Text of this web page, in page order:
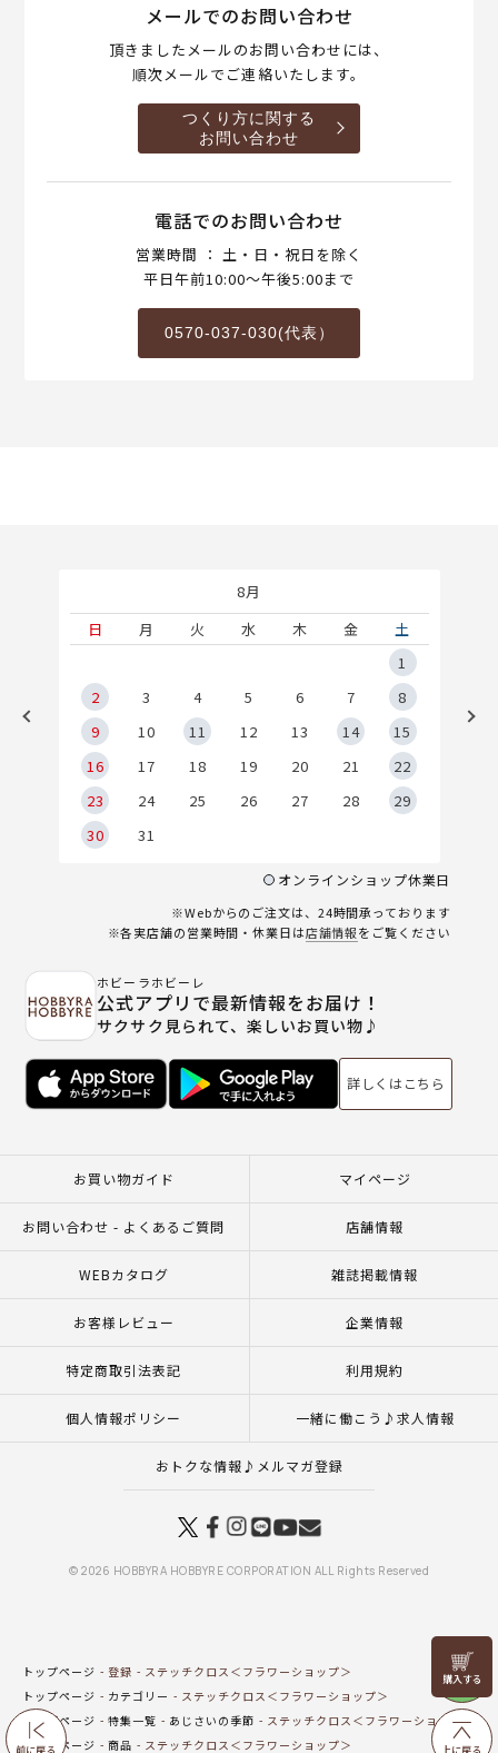
前に戻る
リリヤン
フェア
上に戻る
メールでのお問い合わせ
頂きましたメールのお問い合わせには、
順次メールでご連絡いたします。
つくり方に関する
お問い合わせ
電話でのお問い合わせ
営業時間 ： 土・日・祝日を除く
平日午前10:00～午後5:00まで
0570-037-030(代表）
8月
日
月 火 水 木 金
土
1
2
3 4 5 6 7
8
9
10 11 12 13 14
15
16
17 18 19 20 21
22
23
24 25 26 27 28
29
30
31
オンラインショップ休業日
※Webからのご注文は、24時間承っております
※各実店舗の営業時間・休業日は店舗情報をご覧ください
ホビーラホビーレ
公式アプリで最新情報をお届け！
サクサク見られて、楽しいお買い物♪
詳しくはこちら
お買い物ガイド マイページ
お問い合わせ - よくあるご質問 店舗情報
WEBカタログ 雑誌掲載情報
お客様レビュー 企業情報
特定商取引法表記 利用規約
個人情報ポリシー 一緒に働こう♪求人情報
おトクな情報♪メルマガ登録
© 2026 HOBBYRA HOBBYRE CORPORATION ALL Rights Reserved
トップページ 登録
ステッチクロス＜フラワーショップ＞
トップページ
カテゴリー
ステッチクロス＜フラワーショップ＞
トップページ
特集一覧 あじさいの季節
ステッチクロス＜フラワーショップ＞
トップページ
商品 ステッチクロス＜フラワーショップ＞